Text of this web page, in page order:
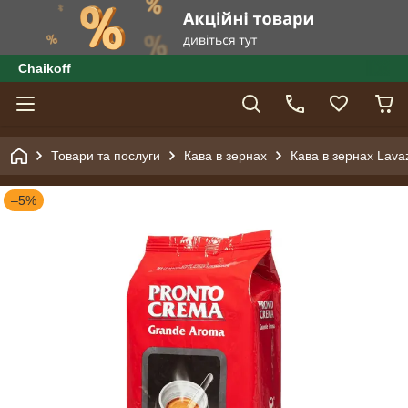
Сhaikoff
Товари та послуги Кава в зернах Кава в зернах
–5%